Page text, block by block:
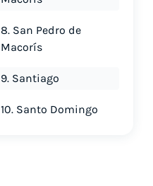
8. San Pedro de
Macorís
9. Santiago
10. Santo Domingo